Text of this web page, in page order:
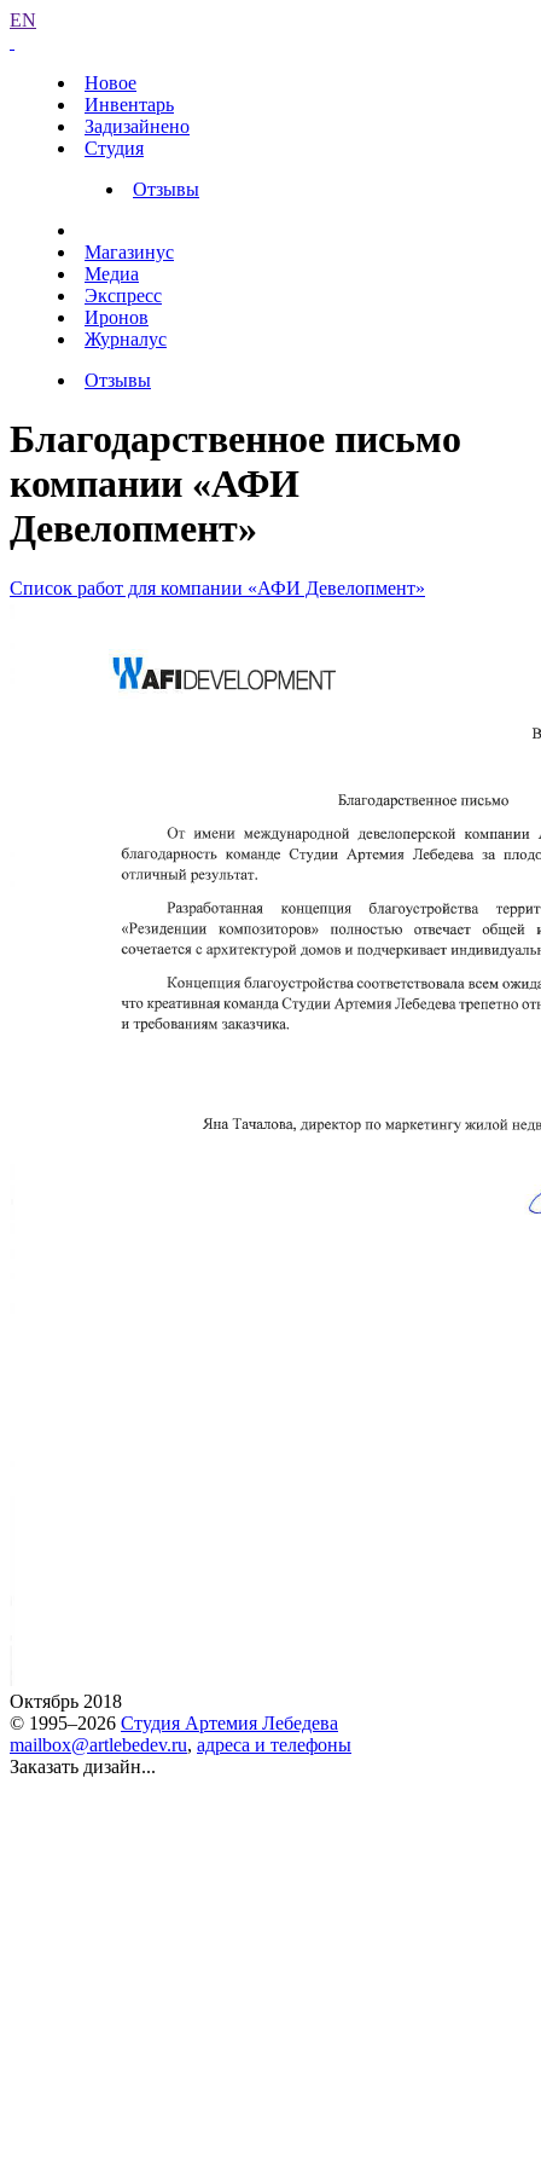
EN
Новое
Инвентарь
Задизайнено
Студия
Отзывы
Магазинус
Медиа
Экспресс
Иронов
Журналус
Отзывы
Благодарственное письмо
компании «АФИ
Девелопмент»
Список работ для компании «АФИ Девелопмент»
Октябрь 2018
© 1995–2026 Студия Артемия Лебедева
mailbox@artlebedev.ru, адреса и телефоны
Заказать дизайн...